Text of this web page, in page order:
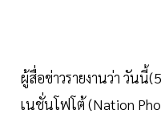
ผู้สื่อข่าวรายงานว่า วัน
เนชั่นโฟโต้ (Nation